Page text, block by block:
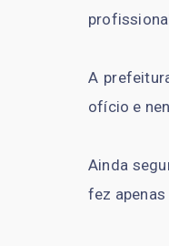
A
ofício e
Ainda
fez